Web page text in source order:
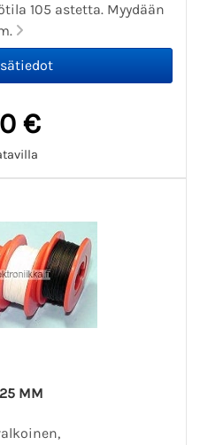
105 astetta. Myydään
€
MM